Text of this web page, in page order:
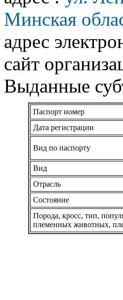
Минская
адрес
сайт
Выданные
Паспорт номер
Дата регистрации
Вид по паспорту
Вид
Отрасль
Состояние
Порода, кросс, тип,
племенных животных,